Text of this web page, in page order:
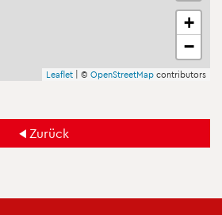
+
−
Leaf­let | © Open­Street­Map con­tri­bu­tors
Zu­rück